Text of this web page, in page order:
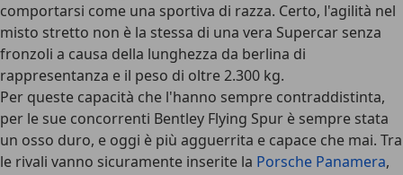
comportarsi come una sportiva di razza. Certo, l'agilità nel
misto stretto non è la stessa di una vera Supercar senza
fronzoli a causa della lunghezza da berlina di
rappresentanza e il peso di oltre 2.300 kg.
Per queste capacità che l'hanno sempre contraddistinta,
per le sue concorrenti Bentley Flying Spur è sempre stata
un osso duro, e oggi è più agguerrita e capace che mai. Tra
le rivali vanno sicuramente inserite la Porsche Panamera,